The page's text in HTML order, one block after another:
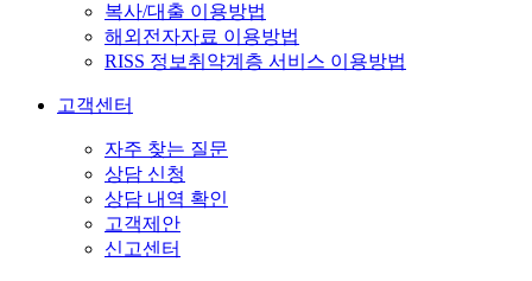
복사/대출 이용방법
해외전자자료 이용방법
RISS 정보취약계층 서비스 이용방법
고객센터
자주 찾는 질문
상담 신청
상담 내역 확인
고객제안
신고센터